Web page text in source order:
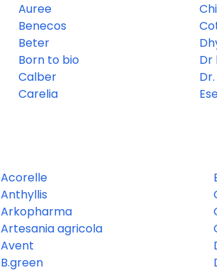
Auree
Benecos
Beter
Born to bio
Calber
Carelia
Dr
Acorelle
Anthyllis
Arkopharma
Artesania agricola
Avent
B.green